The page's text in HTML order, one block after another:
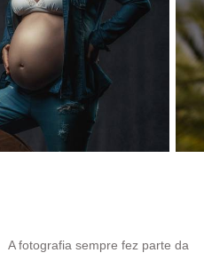
A fotografia sempre fez parte da